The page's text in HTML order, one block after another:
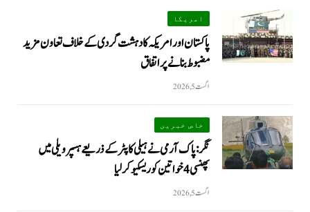
امریکا
پاکستان اور امریکہ کا دہشت گردی کے خلاف تعاون مزید
مضبوط بنانے پر اتفاق
اگست 5, 2026
خاص خبریں
نگر: پاک آرمی نے ہیلی کاپٹر کے ذریعے ہسپر ویلی میں
پھنسی 4 خواتین کو ریسکیو کرلیا
اگست 5, 2026